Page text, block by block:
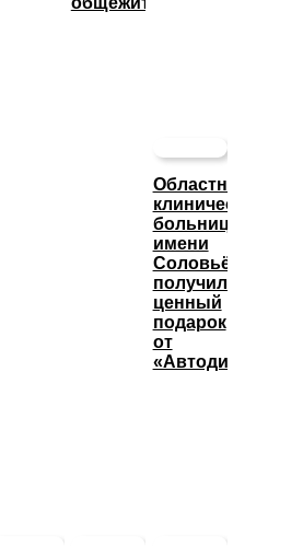
Областная
клиническая
больница
имени
Соловьёва
получила
ценный
подарок
от
«Автодизеля»